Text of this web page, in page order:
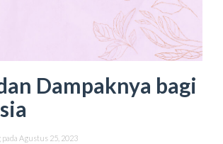
Dampaknya bagi
Agustus 25, 2023